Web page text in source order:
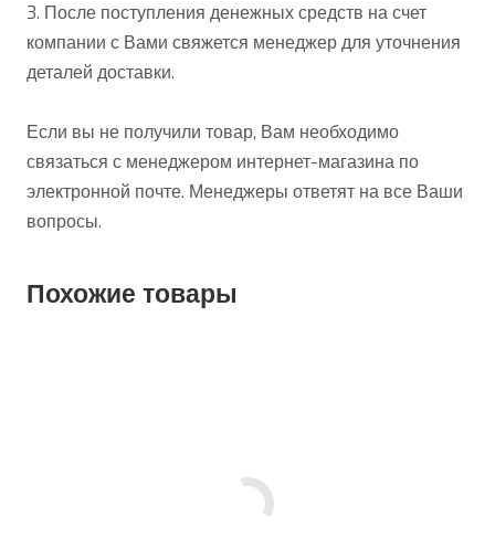
3. После поступления денежных средств на счет
компании с Вами свяжется менеджер для уточнения
деталей доставки.
Если вы не получили товар, Вам необходимо
связаться с менеджером интернет-магазина по
электронной почте. Менеджеры ответят на все Ваши
вопросы.
Похожие товары